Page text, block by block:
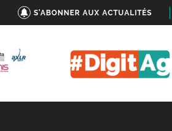
S'ABONNER AUX ACTUALITÉS